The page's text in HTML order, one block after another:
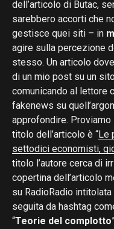
dell’articolo di Butac,
sarebbero accorti che
gestisce quei siti – in
agire sulla percezione
stesso. Un articolo
di un mio post su un
comunicando al lettore
fakenews su
approfondire. Proviamo
titolo dell’articolo è “Le
settodici economisti,
titolo l’autore cerca di
copertina dell’articolo
su RadioRadio
seguita da hashtag
“Teorie del complotto